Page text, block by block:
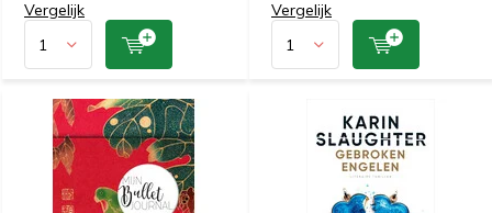
Vergelijk Vergelijk